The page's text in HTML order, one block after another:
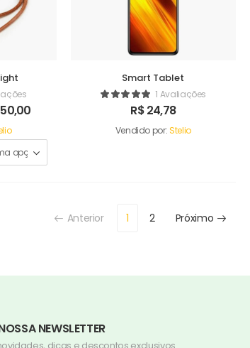
Smart Tablet
1 Avaliações
R$24,78
Vendido por:Stelio
Anterior 1 2 Próximo
NEWSLETTER